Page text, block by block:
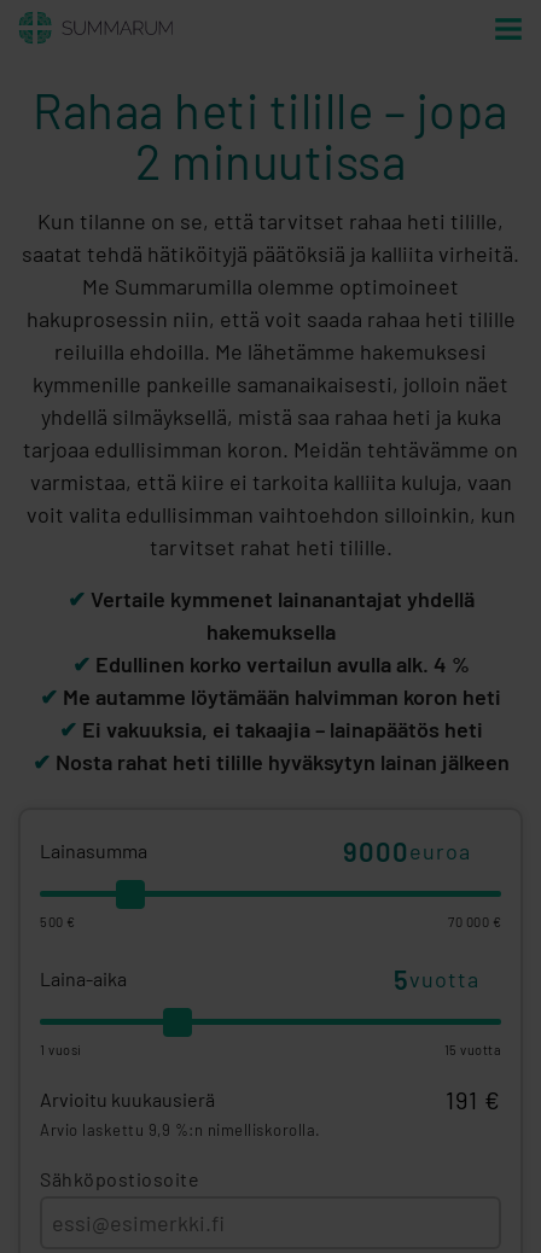
Lainasumma euroa
500 € 70 000 €
Laina-aika vuotta
1 vuosi 15 vuotta
Arvioitu kuukausierä 191 €
Arvio laskettu 9,9 %:n nimelliskorolla.
Sähköpostiosoite
Rahaa heti tilille – jopa
2 minuutissa
Kun tilanne on se, että tarvitset rahaa heti tilille,
saatat tehdä hätiköityjä päätöksiä ja kalliita virheitä.
Me Summarumilla olemme optimoineet
hakuprosessin niin, että voit saada rahaa heti tilille
reiluilla ehdoilla. Me lähetämme hakemuksesi
kymmenille pankeille samanaikaisesti, jolloin näet
yhdellä silmäyksellä, mistä saa rahaa heti ja kuka
tarjoaa edullisimman koron. Meidän tehtävämme on
varmistaa, että kiire ei tarkoita kalliita kuluja, vaan
voit valita edullisimman vaihtoehdon silloinkin, kun
tarvitset rahat heti tilille.
✔ Vertaile kymmenet lainanantajat yhdellä
hakemuksella
✔ Edullinen korko vertailun avulla alk. 4 %
✔ Me autamme löytämään halvimman koron heti
✔ Ei vakuuksia, ei takaajia – lainapäätös heti
✔ Nosta rahat heti tilille hyväksytyn lainan jälkeen